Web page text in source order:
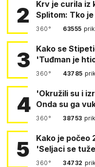
2
Krv je curila iz
Splitom: Tko
360° 63555
3
Kako se
'Tuđman je
360° 43785
4
'Okružili su i
Onda su ga
360° 38753
5
Kako je počeo
'Seljaci se
360° 34732